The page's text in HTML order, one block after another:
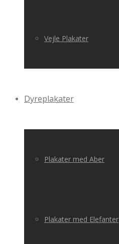
Vejle Plakater
Dyreplakater
Plakater med Aber
Plakater med Elefanter